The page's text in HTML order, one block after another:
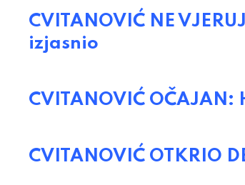
CVITANOVIĆ NE
izjasnio
CVITANOVIĆ
CVITANOVIĆ OTKRIO